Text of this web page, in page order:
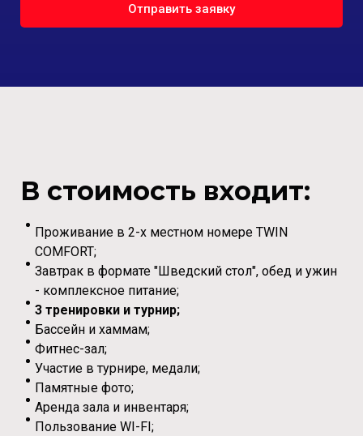
Отправить заявку
В стоимость входит:
Проживание в 2-х местном номере TWIN
COMFORT;
Завтрак в формате "Шведский стол", обед и ужин
- комплексное питание;
3 тренировки и турнир;
Бассейн и хаммам;
Фитнес-зал;
Участие в турнире, медали;
Памятные фото;
Аренда зала и инвентаря;
Пользование WI-FI;